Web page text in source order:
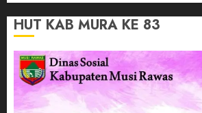
HUT KAB MURA KE 83